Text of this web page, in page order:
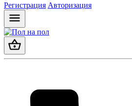
Регистрация Авторизация